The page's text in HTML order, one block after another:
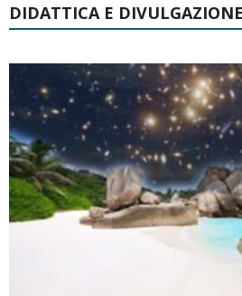
DIDATTICA E DIVULGAZIONE